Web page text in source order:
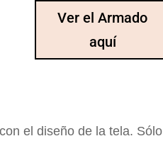
Ver el Armado
aquí
el diseño de la tela. Sólo